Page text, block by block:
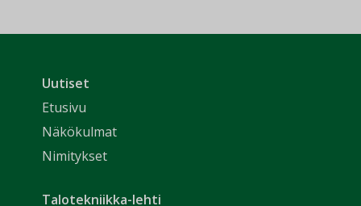
Uutiset
Etusivu
Näkökulmat
Nimitykset
Talotekniikka-lehti